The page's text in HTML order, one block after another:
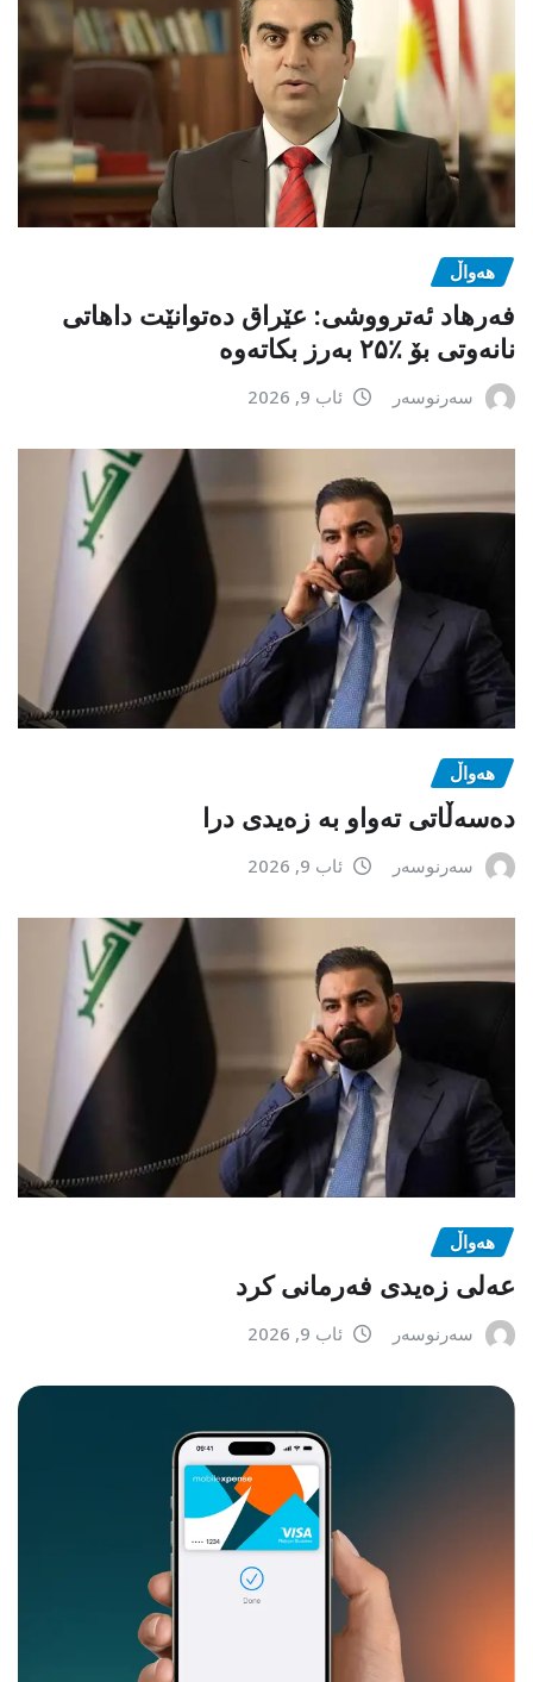
هەواڵ
فەرهاد ئەترووشی: عێراق دەتوانێت داهاتی
نانەوتی بۆ ٪۲۵ بەرز بکاتەوە
سەرنوسەر ئاب 9, 2026
هەواڵ
دەسەڵاتی تەواو بە زەیدی درا
سەرنوسەر ئاب 9, 2026
هەواڵ
عەلی زەیدی فەرمانی کرد
سەرنوسەر ئاب 9, 2026